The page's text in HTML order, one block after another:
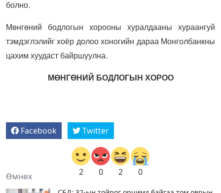
болно.
Мөнгөний бодлогын хорооны хуралдааны хураангуй
тэмдэглэлийг хоёр долоо хоногийн дараа Монголбанкны
цахим хуудаст байршуулна.
МӨНГӨНИЙ БОДЛОГЫН ХОРОО
Facebook Twitter
2 0 2 0
Өмнөх